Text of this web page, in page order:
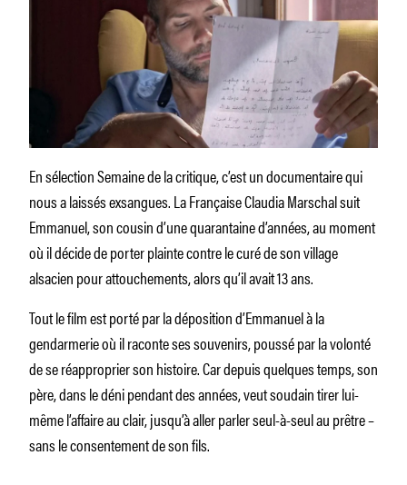
En sélection Semaine de la critique, c’est un documentaire qui
nous a laissés exsangues. La Française Claudia Marschal suit
Emmanuel, son cousin d’une quarantaine d’années, au moment
où il décide de porter plainte contre le curé de son village
alsacien pour attouchements, alors qu’il avait 13 ans.
Tout le film est porté par la déposition d’Emmanuel à la
gendarmerie où il raconte ses souvenirs, poussé par la volonté
de se réapproprier son histoire. Car depuis quelques temps, son
père, dans le déni pendant des années, veut soudain tirer lui-
même l’affaire au clair, jusqu’à aller parler seul-à-seul au prêtre –
sans le consentement de son fils.